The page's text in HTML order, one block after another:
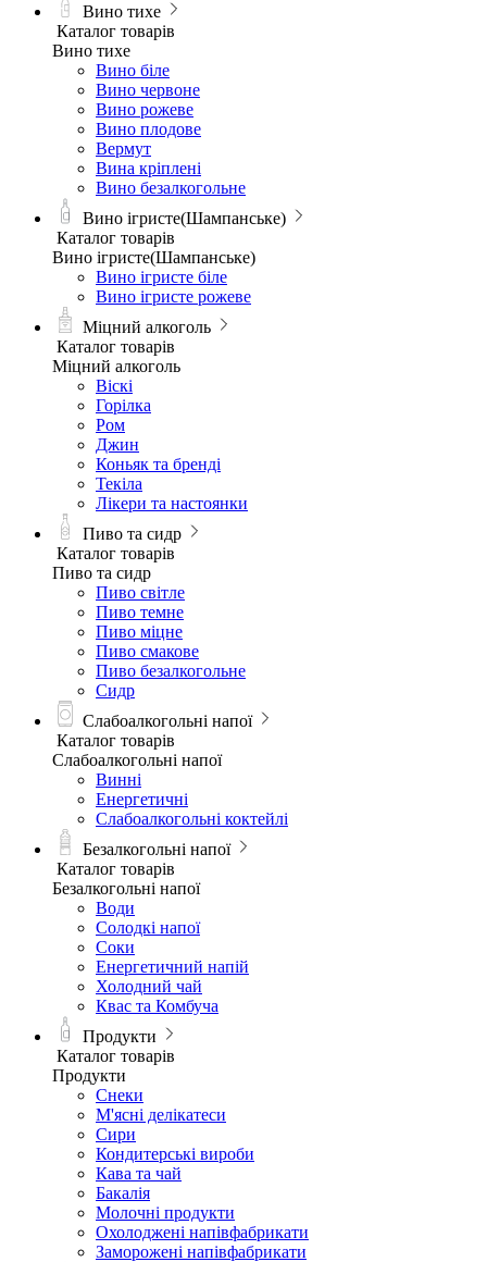
Вино тихе
Каталог товарів
Вино тихе
Вино біле
Вино червоне
Вино рожеве
Вино плодове
Вермут
Вина кріплені
Вино безалкогольне
Вино ігристе(Шампанське)
Каталог товарів
Вино ігристе(Шампанське)
Вино ігристе біле
Вино ігристе рожеве
Міцний алкоголь
Каталог товарів
Міцний алкоголь
Віскі
Горілка
Ром
Джин
Коньяк та бренді
Текіла
Лікери та настоянки
Пиво та сидр
Каталог товарів
Пиво та сидр
Пиво світле
Пиво темне
Пиво міцне
Пиво смакове
Пиво безалкогольне
Сидр
Слабоалкогольні напої
Каталог товарів
Слабоалкогольні напої
Винні
Енергетичні
Слабоалкогольні коктейлі
Безалкогольні напої
Каталог товарів
Безалкогольні напої
Води
Солодкі напої
Соки
Енергетичний напій
Холодний чай
Квас та Комбуча
Продукти
Каталог товарів
Продукти
Снеки
М'ясні делікатеси
Сири
Кондитерські вироби
Кава та чай
Бакалія
Молочні продукти
Охолоджені напівфабрикати
Заморожені напівфабрикати